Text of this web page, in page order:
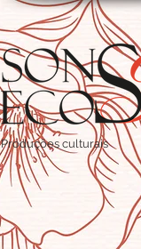
Produções culturais